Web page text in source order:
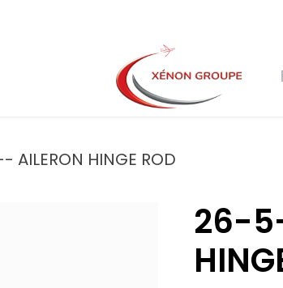
Demande de devis
HINGE ROD
26-